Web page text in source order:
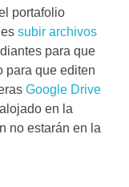
portafolio
subir archivos
para que
para que editen
Google Drive
en la
no estarán en la